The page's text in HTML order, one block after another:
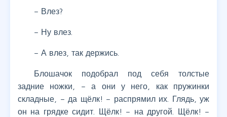
– Влез?
– Ну влез.
– А влез, так держись.
Блошачок подобрал под себя толстые
задние ножки, – а они у него, как пружинки
складные, – да щёлк! – распрямил их. Глядь, уж
он на грядке сидит. Щёлк! – на другой. Щёлк! –